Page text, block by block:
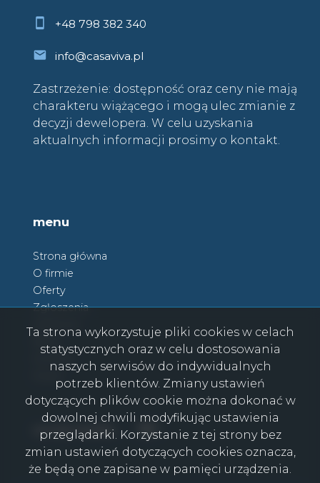
+48 798 382 340
info@casaviva.pl
Zastrzeżenie: dostępność oraz ceny nie mają
charakteru wiążącego i mogą ulec zmianie z
decyzji dewelopera. W celu uzyskania
aktualnych informacji prosimy o kontakt.
menu
Strona główna
O firmie
Oferty
Zgłoszenia
Kontakt
social media Facebook
Facebook
Ta strona wykorzystuje pliki cookies w celach
statystycznych oraz w celu dostosowania
naszych serwisów do indywidualnych
potrzeb klientów. Zmiany ustawień
dotyczących plików cookie można dokonać w
dowolnej chwili modyfikując ustawienia
przeglądarki. Korzystanie z tej strony bez
zmian ustawień dotyczących cookies oznacza,
że będą one zapisane w pamięci urządzenia.